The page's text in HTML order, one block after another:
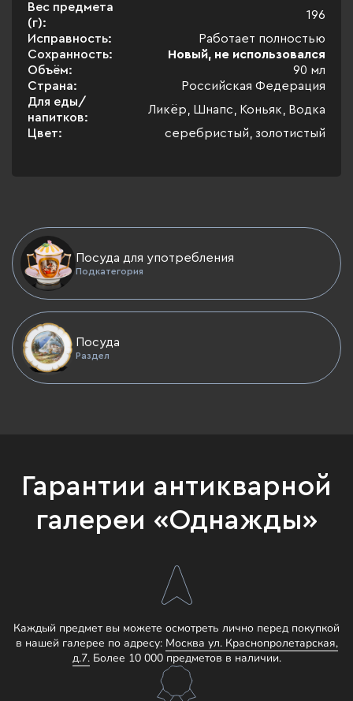
Вес предмета
(г):
196
Исправность:
Работает полностью
Сохранность:
Новый, не использовался
Объём:
90 мл
Страна:
Российская Федерация
Для еды/
напитков:
Ликёр, Шнапс, Коньяк, Водка
Цвет:
серебристый, золотистый
Посуда для употребления
Подкатегория
Посуда
Раздел
Гарантии антикварной
галереи «Однажды»
Каждый предмет вы можете осмотреть лично перед покупкой
в нашей галерее по адресу: Москва ул. Краснопролетарская,
д.7.Более 10 000 предметов в наличии.